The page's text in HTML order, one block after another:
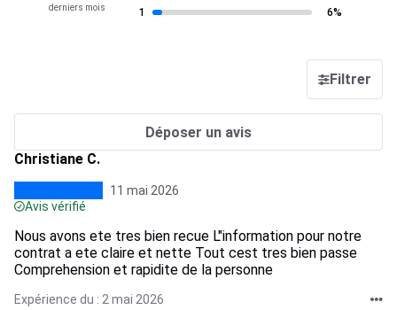
derniers mois
1
6%
Filtrer
Déposer un avis
Christiane C.
11 mai 2026
Avis vérifié
Nous avons ete tres bien recue L"information pour notre
contrat a ete claire et nette Tout cest tres bien passe
Comprehension et rapidite de la personne
Expérience du : 2 mai 2026